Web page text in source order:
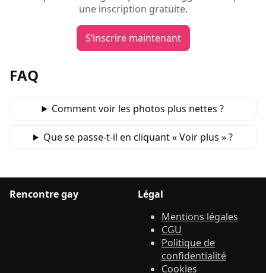
une inscription gratuite.
S’inscrire maintenant
FAQ
Comment voir les photos plus nettes ?
Que se passe‑t‑il en cliquant « Voir plus » ?
Rencontre gay
Légal
Mentions légales
CGU
Politique de
confidentialité
Cookies